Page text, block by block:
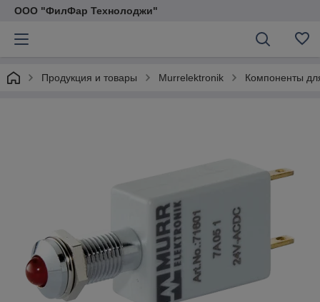
ООО "ФилФар Технолоджи"
Продукция и товары Murrelektronik Компоненты